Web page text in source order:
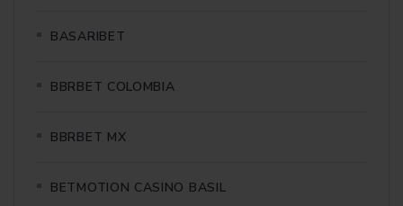
BASARIBET
BBRBET COLOMBIA
BBRBET MX
BETMOTION CASINO BASIL